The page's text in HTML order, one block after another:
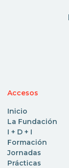
Accesos
Inicio
La Fundación
I + D + I
Formación
Jornadas
Prácticas